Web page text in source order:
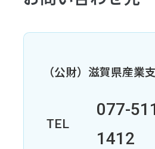
（公財）滋賀県産業
TEL
077-
1412